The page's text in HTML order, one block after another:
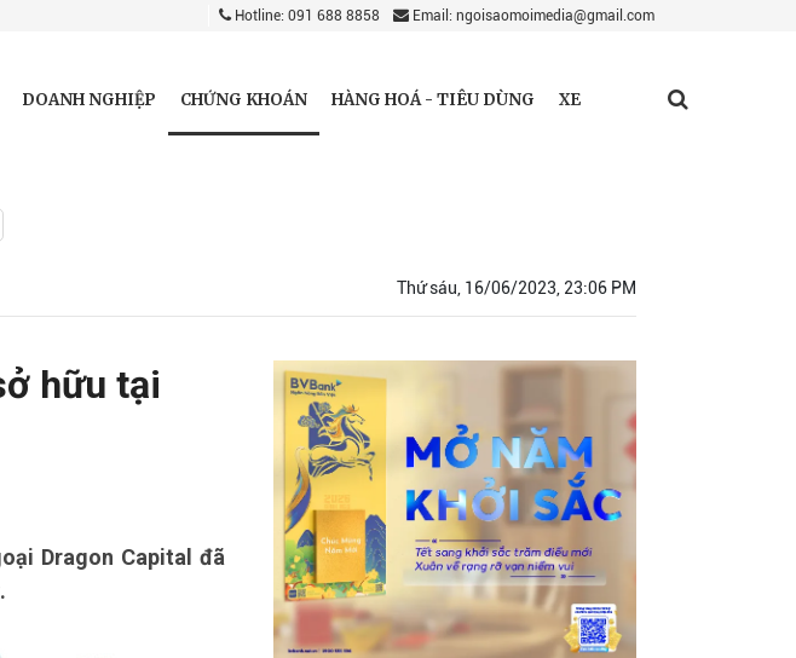
Hotline: 091 688 8858 Email: ngoisaomoimedia@gmail.com
DOANH NGHIỆP CHỨNG KHOÁN HÀNG HOÁ - TIÊU DÙNG XE
Thứ sáu, 16/06/2023, 23:06 PM
hữu tại
Dragon Capital đã